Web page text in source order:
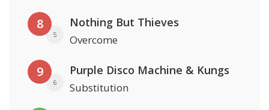
8
5
Nothing But Thieves
Overcome
9
6
Purple Disco Machine & Kungs
Substitution